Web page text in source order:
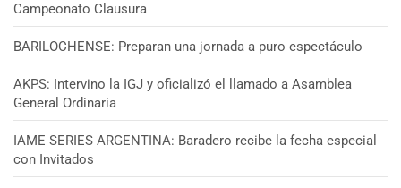
Campeonato Clausura
BARILOCHENSE: Preparan una jornada a puro espectáculo
AKPS: Intervino la IGJ y oficializó el llamado a Asamblea
General Ordinaria
IAME SERIES ARGENTINA: Baradero recibe la fecha especial
con Invitados